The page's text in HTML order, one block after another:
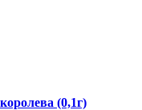
(0,1г)